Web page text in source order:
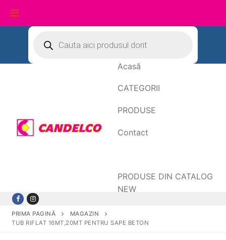
conținut
search
Acasă
CATEGORII
PRODUSE
Contact
PRODUSE DIN CATALOG
NEW
PRIMA PAGINĂ
MAGAZIN
TUB RIFLAT 16MT,20MT PENTRU SAPE BETON